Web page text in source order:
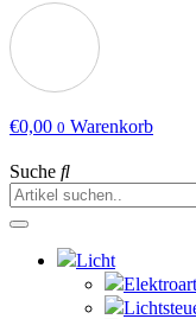
€0,00 0 Warenkorb
Suche
Licht